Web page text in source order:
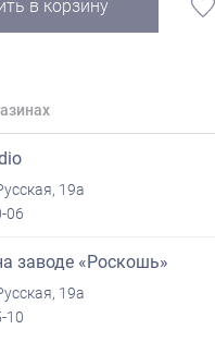
в корзину
19а
06
заводе «Роскошь»
19а
10